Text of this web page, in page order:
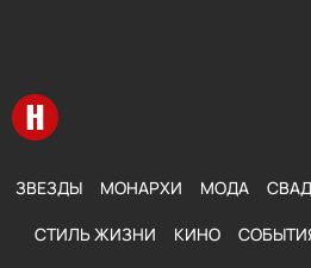
Перейти на главную
ЗВЕЗДЫ МОНАРХИ МОДА
СТИЛЬ ЖИЗНИ КИНО